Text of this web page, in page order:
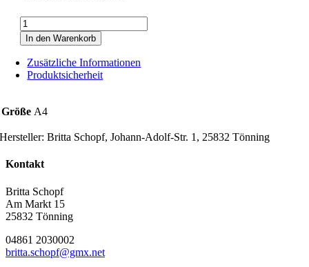
Comic
„8
Äußerungen“
Menge
In den Warenkorb
Zusätzliche Informationen
Produktsicherheit
Größe A4
Hersteller:Britta Schopf, Johann-Adolf-Str. 1, 25832 Tönning
Kontakt
Britta Schopf
Am Markt 15
25832 Tönning
04861 2030002
britta.schopf@gmx.net